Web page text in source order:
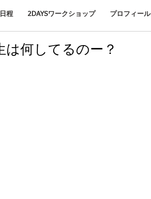
程 2DAYSワークショップ プロフィール
は何してるのー？